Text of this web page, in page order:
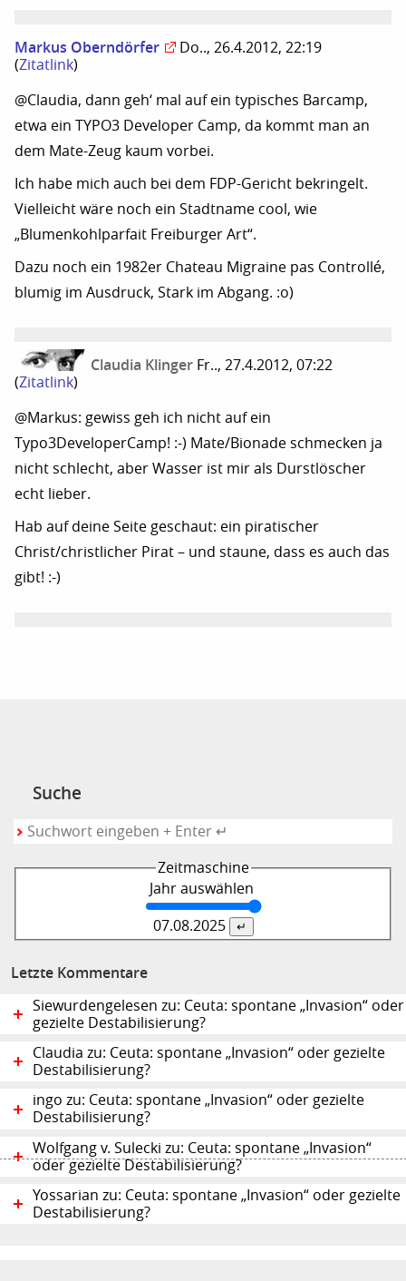
Markus Oberndörfer
Do.., 26.4.2012, 22:19
(Zitatlink)
@Claudia, dann geh‘ mal auf ein typisches Barcamp,
etwa ein TYPO3 Developer Camp, da kommt man an
dem Mate-Zeug kaum vorbei.
Ich habe mich auch bei dem FDP-Gericht bekringelt.
Vielleicht wäre noch ein Stadtname cool, wie
„Blumenkohlparfait Freiburger Art“.
Dazu noch ein 1982er Chateau Migraine pas Controllé,
blumig im Ausdruck, Stark im Abgang. :o)
Claudia Klinger Fr.., 27.4.2012, 07:22
(Zitatlink)
@Markus: gewiss geh ich nicht auf ein
Typo3DeveloperCamp! :-) Mate/Bionade schmecken ja
nicht schlecht, aber Wasser ist mir als Durstlöscher
echt lieber.
Hab auf deine Seite geschaut: ein piratischer
Christ/christlicher Pirat – und staune, dass es auch das
gibt! :-)
Suche
Zeitmaschine
Jahr auswählen
07.08.2025
Letzte Kommentare
Siewurdengelesen zu: Ceuta: spontane „Invasion“ oder
gezielte Destabilisierung?
Claudia zu: Ceuta: spontane „Invasion“ oder gezielte
Destabilisierung?
ingo zu: Ceuta: spontane „Invasion“ oder gezielte
Destabilisierung?
Wolfgang v. Sulecki zu: Ceuta: spontane „Invasion“
oder gezielte Destabilisierung?
Yossarian zu: Ceuta: spontane „Invasion“ oder gezielte
Destabilisierung?